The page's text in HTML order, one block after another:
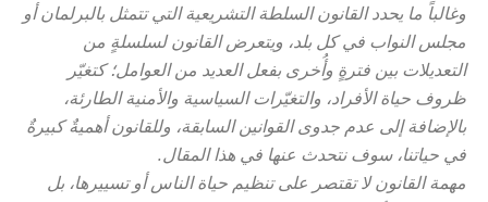
وغالباً ما يحدد القانون السلطة التشريعية التي تتمثل بالبرلمان أو
مجلس النواب في كل بلد، ويتعرض القانون لسلسلةٍ من
التعديلات بين فترةٍ وأُخرى بفعل العديد من العوامل؛ كتغيّر
ظروف حياة الأفراد، والتغيّرات السياسية والأمنية الطارئة،
بالإضافة إلى عدم جدوى القوانين السابقة، وللقانون أهميةٌ كبيرةٌ
في حياتنا، سوف نتحدث عنها في هذا المقال.
مهمة القانون لا تقتصر على تنظيم حياة الناس أو تسييرها، بل